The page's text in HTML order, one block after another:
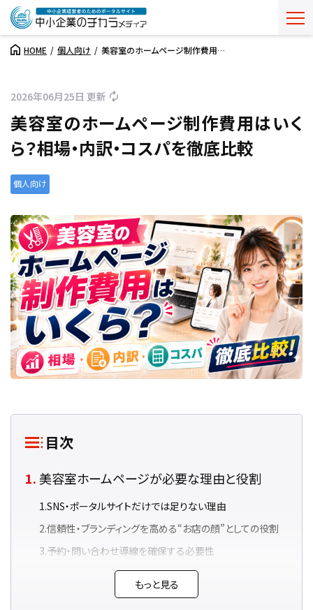
HOME 個人向け 美容室のホームページ制作費用…
2026年06月25日 更新
美容室のホームページ制作費用はいく
ら？相場・内訳・コスパを徹底比較
個人向け
目次
美容室ホームページが必要な理由と役割
SNS・ポータルサイトだけでは足りない理由
信頼性・ブランディングを高める“お店の顔”としての役割
予約・問い合わせ導線を確保する必要性
差別化と顧客維持戦略としてのコンテンツ活用
まとめ：ホームページは“店舗の信頼と集
もっと見る